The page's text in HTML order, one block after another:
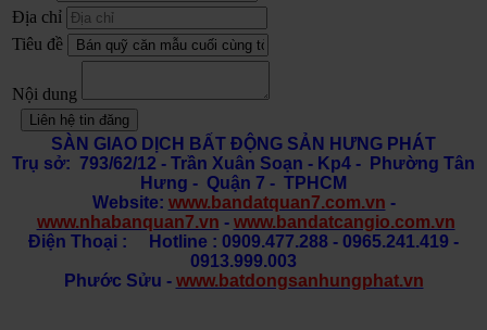
Địa chỉ
Tiêu đề
Nội dung
Liên hệ tin đăng
SÀN GIAO DỊCH BẤT ĐỘNG SẢN HƯNG PHÁT
Trụ sở: 793/62/12 - Trần Xuân Soạn - Kp4 - Phường Tân
Hưng - Quận 7 - TPHCM
Website: www.bandatquan7.com.vn -
www.nhabanquan7.vn - www.bandatcangio.com.vn
Điện Thoại : Hotline : 0909.477.288 - 0965.241.419 -
0913.999.003
Phước Sửu - www.batdongsanhungphat.vn